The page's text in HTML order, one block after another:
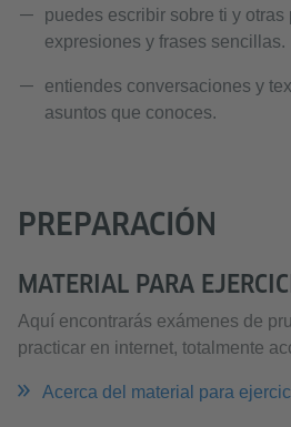
puedes escribir sobre ti y otras
expresiones y frases sencillas.
entiendes conversaciones y
asuntos que conoces.
PREPARACIÓN
MATERIAL PARA
Aquí encontrarás exámenes de
practicar en internet, totalmente
Acerca del material para